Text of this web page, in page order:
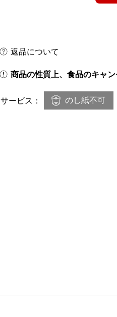
返品について
商品の性質上、食品のキャ
サービス： のし紙不可